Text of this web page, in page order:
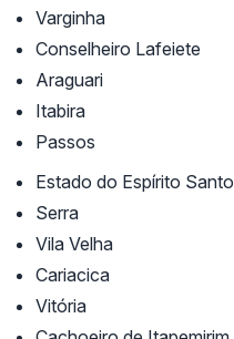
Varginha
Conselheiro Lafeiete
Araguari
Itabira
Passos
Estado do Espírito Santo
Serra
Vila Velha
Cariacica
Vitória